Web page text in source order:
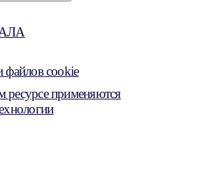
файлов cookie
применяются